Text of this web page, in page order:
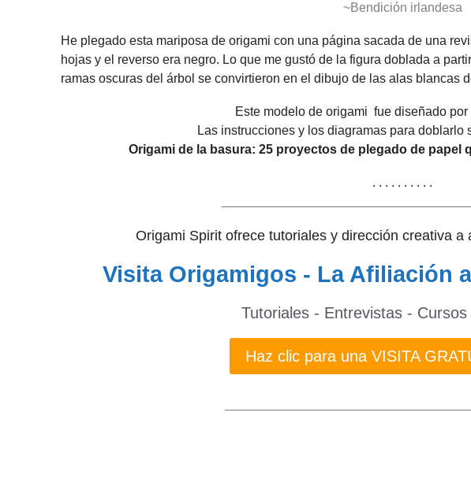
~Bendición irlandesa
He plegado esta mariposa de origami con una página sacada de una
hojas y el reverso era negro. Lo que me gustó de la figura doblada a
ramas oscuras del árbol se convirtieron en el dibujo de las alas blancas
Este modelo de origami fue diseñado
Las instrucciones y los diagramas para doblarlo
Origami de la basura: 25 proyectos de plegado de papel
. . . . . . . . . .
Origami Spirit ofrece tutoriales y dirección creativa a
Visita Origamigos - La Afiliación
Tutoriales - Entrevistas - Cursos
Haz clic para una VISITA